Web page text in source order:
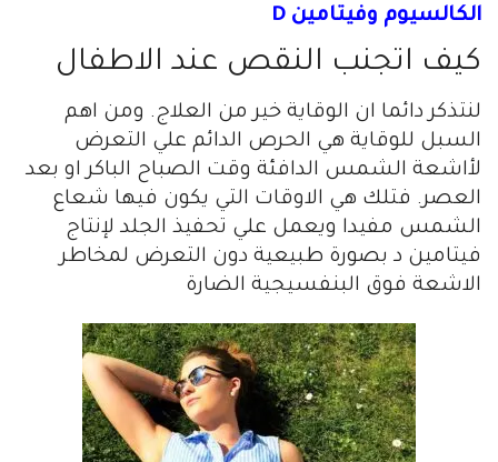
الكالسيوم وفيتامين D
كيف اتجنب النقص عند الاطفال
لنتذكر دائما ان الوقاية خير من العلاج. ومن اهم
السبل للوقاية هي الحرص الدائم علي التعرض
لأاشعة الشمس الدافئة وقت الصباح الباكر او بعد
العصر. فتلك هي الاوقات التي يكون فيها شعاع
الشمس مفيدا ويعمل علي تحفيذ الجلد لإنتاج
فيتامين د بصورة طبيعية دون التعرض لمخاطر
الاشعة فوق البنفسيجية الضارة